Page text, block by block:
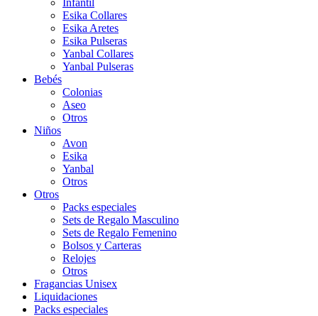
Infantil
Esika Collares
Esika Aretes
Esika Pulseras
Yanbal Collares
Yanbal Pulseras
Bebés
Colonias
Aseo
Otros
Niños
Avon
Esika
Yanbal
Otros
Otros
Packs especiales
Sets de Regalo Masculino
Sets de Regalo Femenino
Bolsos y Carteras
Relojes
Otros
Fragancias Unisex
Liquidaciones
Packs especiales